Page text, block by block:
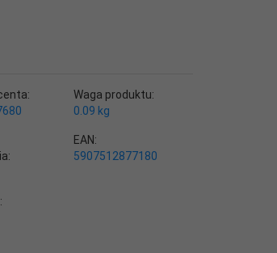
Waga produktu:
0.09 kg
EAN:
5907512877180